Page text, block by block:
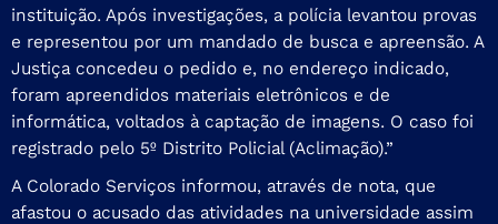
instituição. Após investigações, a polícia levantou provas
e representou por um mandado de busca e apreensão. A
Justiça concedeu o pedido e, no endereço indicado,
foram apreendidos materiais eletrônicos e de
informática, voltados à captação de imagens. O caso foi
registrado pelo 5º Distrito Policial (Aclimação).”
A Colorado Serviços informou, através de nota, que
afastou o acusado das atividades na universidade assim